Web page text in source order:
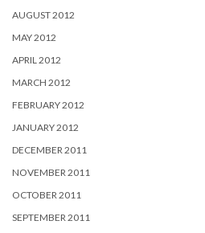
AUGUST 2012
MAY 2012
APRIL 2012
MARCH 2012
FEBRUARY 2012
JANUARY 2012
DECEMBER 2011
NOVEMBER 2011
OCTOBER 2011
SEPTEMBER 2011